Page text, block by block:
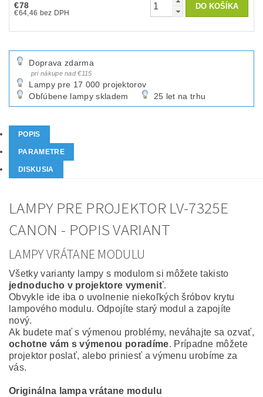
€78
€64,46 bez DPH
Doprava zdarma
pri nákupe nad €115
Lampy pre 17 000 projektorov
Obľúbene lampy skladem
25 let na trhu
POPIS
PARAMETRE
DISKUSIA
LAMPY PRE PROJEKTOR LV-7325E
CANON - POPIS VARIANT
LAMPY VRÁTANE MODULU
Všetky varianty lampy s modulom si môžete takisto
jednoducho v projektore vymeniť.
Obvykle ide iba o uvolnenie niekoľkých šróbov krytu
lampového modulu. Odpojíte starý modul a zapojíte
nový.
Ak budete mať s výmenou problémy, neváhajte sa ozvať,
ochotne vám s výmenou poradíme. Prípadne môžete
projektor poslať, alebo priniesť a výmenu urobíme za
vás.
Originálna lampa vrátane modulu